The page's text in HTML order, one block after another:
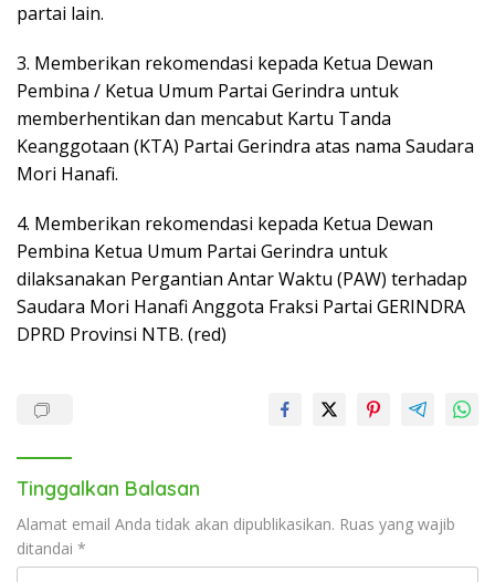
partai lain.
3. Memberikan rekomendasi kepada Ketua Dewan
Pembina / Ketua Umum Partai Gerindra untuk
memberhentikan dan mencabut Kartu Tanda
Keanggotaan (KTA) Partai Gerindra atas nama Saudara
Mori Hanafi.
4. Memberikan rekomendasi kepada Ketua Dewan
Pembina Ketua Umum Partai Gerindra untuk
dilaksanakan Pergantian Antar Waktu (PAW) terhadap
Saudara Mori Hanafi Anggota Fraksi Partai GERINDRA
DPRD Provinsi NTB. (red)
Tinggalkan Balasan
Alamat email Anda tidak akan dipublikasikan. Ruas yang wajib
ditandai *